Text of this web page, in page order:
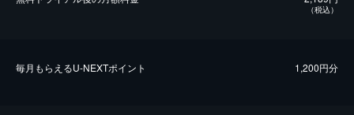
（税込）
毎⽉もらえるU-NEXTポイント 1,200円分